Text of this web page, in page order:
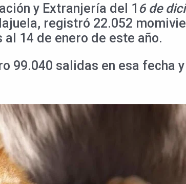
y Extranjería del 1 6 de
registró 22.052
14 de enero de este año.
99.040 salidas en esa fecha